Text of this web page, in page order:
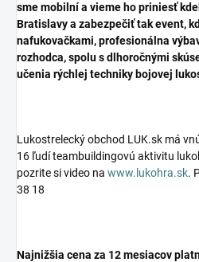
sme mobilní a vieme ho priniesť
Bratislavy a zabezpečiť tak event,
nafukovačkami, profesionálna
rozhodca, spolu s dlhoročnými
učenia rýchlej techniky bojovej
Lukostrelecký obchod LUK.sk má
16 ľudí teambuildingovú aktivitu
pozrite si video na www.lukohra.sk.
38 18
Najnižšia cena za 12 mesiacov